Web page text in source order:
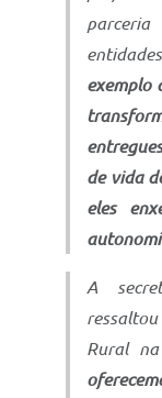
exemplo
de vida
eles
A
Rural